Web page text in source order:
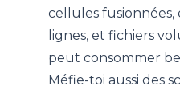
cellules
lignes, et fichiers
peut consommer
Méfie-toi aussi des